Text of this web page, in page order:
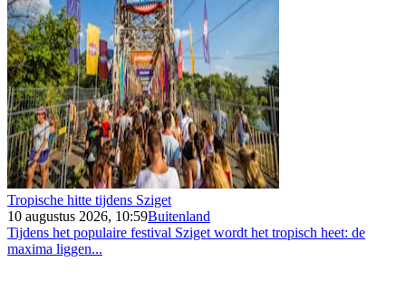
Tropische hitte tijdens Sziget
10 augustus 2026, 10:59Buitenland
Tijdens het populaire festival Sziget wordt het tropisch heet: de
maxima liggen...